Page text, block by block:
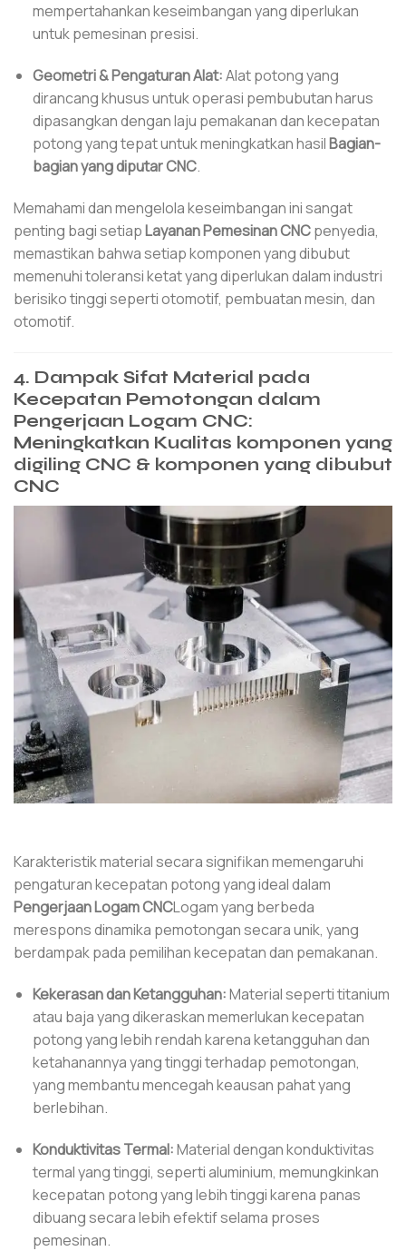
mempertahankan keseimbangan yang diperlukan
untuk pemesinan presisi.
Geometri & Pengaturan Alat:Alat potong yang
dirancang khusus untuk operasi pembubutan harus
dipasangkan dengan laju pemakanan dan kecepatan
potong yang tepat untuk meningkatkan hasilBagian-
bagian yang diputar CNC.
Memahami dan mengelola keseimbangan ini sangat
penting bagi setiapLayanan Pemesinan CNCpenyedia,
memastikan bahwa setiap komponen yang dibubut
memenuhi toleransi ketat yang diperlukan dalam industri
berisiko tinggi seperti otomotif, pembuatan mesin, dan
otomotif.
4. Dampak Sifat Material pada
Kecepatan Pemotongan dalam
Pengerjaan Logam CNC:
Meningkatkan Kualitas komponen yang
digiling CNC & komponen yang dibubut
CNC
Karakteristik material secara signifikan memengaruhi
pengaturan kecepatan potong yang ideal dalam
Pengerjaan Logam CNCLogam yang berbeda
merespons dinamika pemotongan secara unik, yang
berdampak pada pemilihan kecepatan dan pemakanan.
Kekerasan dan Ketangguhan:Material seperti titanium
atau baja yang dikeraskan memerlukan kecepatan
potong yang lebih rendah karena ketangguhan dan
ketahanannya yang tinggi terhadap pemotongan,
yang membantu mencegah keausan pahat yang
berlebihan.
Konduktivitas Termal:Material dengan konduktivitas
termal yang tinggi, seperti aluminium, memungkinkan
kecepatan potong yang lebih tinggi karena panas
dibuang secara lebih efektif selama proses
pemesinan.